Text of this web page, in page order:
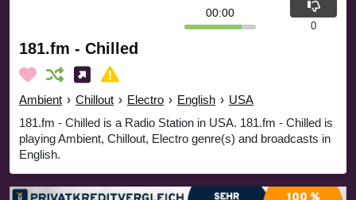
181.fm - Chilled
Ambient › Chillout › Electro › English › USA
181.fm - Chilled is a Radio Station in USA. 181.fm - Chilled is
playing Ambient, Chillout, Electro genre(s) and broadcasts in
English.
00:00
0